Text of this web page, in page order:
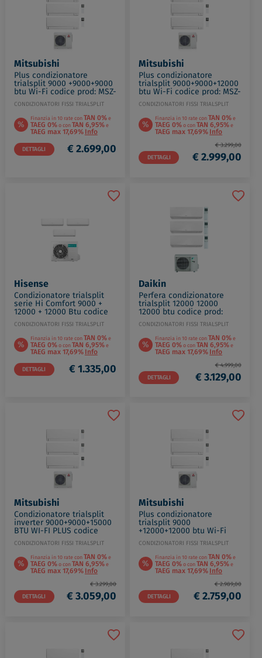
Mitsubishi
Plus condizionatore
trialsplit 9000 +9000+9000
btu Wi-Fi codice prod: MSZ-
AY25VGKP(3) MXZ-3F54VF4
CONDIZIONATORI FISSI TRIALSPLIT
% Finanzia in 10 rate conTAN 0%e
TAEG 0%o conTAN 6,95%e
TAEG max 17,69%Info
DETTAGLI € 2.699,00
Mitsubishi
Plus condizionatore
trialsplit 9000+9000+12000
btu Wi-Fi codice prod: MSZ-
AY25(2)35VGKP MXZ-
3F68VF4
CONDIZIONATORI FISSI TRIALSPLIT
% Finanzia in 10 rate conTAN 0%e
TAEG 0%o conTAN 6,95%e
TAEG max 17,69%Info
DETTAGLI
€ 3.299,00
€ 2.999,00
Hisense
Condizionatore trialsplit
serie Hi Comfort 9000 +
12000 + 12000 Btu codice
prod: CF25YR4BG
CF35MR0BG(2) 3AMW72U
CONDIZIONATORI FISSI TRIALSPLIT
% Finanzia in 10 rate conTAN 0%e
TAEG 0%o conTAN 6,95%e
TAEG max 17,69%Info
DETTAGLI € 1.335,00
Daikin
Perfera condizionatore
trialsplit 12000 12000
12000 btu codice prod:
FTXM35A(3) 3MXM68A9
CONDIZIONATORI FISSI TRIALSPLIT
% Finanzia in 10 rate conTAN 0%e
TAEG 0%o conTAN 6,95%e
TAEG max 17,69%Info
DETTAGLI
€ 4.999,00
€ 3.129,00
Mitsubishi
Condizionatore trialsplit
inverter 9000+9000+15000
BTU WI-FI PLUS codice
prod: MSZ-AY25(2)42VGKP
MXZ-3F68VF4
CONDIZIONATORI FISSI TRIALSPLIT
% Finanzia in 10 rate conTAN 0%e
TAEG 0%o conTAN 6,95%e
TAEG max 17,69%Info
DETTAGLI
€ 3.299,00
€ 3.059,00
Mitsubishi
Plus condizionatore
trialsplit 9000
+12000+12000 btu Wi-Fi
codice prod: MSZ-
AY2535(2)VGKP MXZ-
3F54VF4
CONDIZIONATORI FISSI TRIALSPLIT
% Finanzia in 10 rate conTAN 0%e
TAEG 0%o conTAN 6,95%e
TAEG max 17,69%Info
DETTAGLI
€ 2.989,00
€ 2.759,00